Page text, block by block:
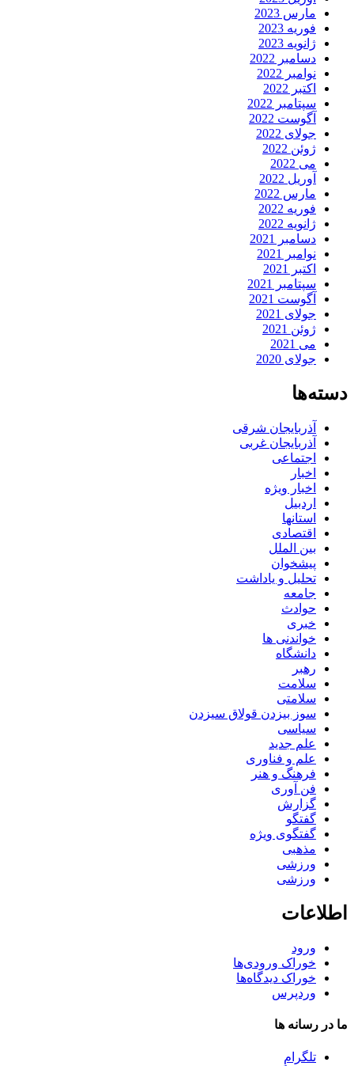
مارس 2023
فوریه 2023
ژانویه 2023
دسامبر 2022
نوامبر 2022
اکتبر 2022
سپتامبر 2022
آگوست 2022
جولای 2022
ژوئن 2022
می 2022
آوریل 2022
مارس 2022
فوریه 2022
ژانویه 2022
دسامبر 2021
نوامبر 2021
اکتبر 2021
سپتامبر 2021
آگوست 2021
جولای 2021
ژوئن 2021
می 2021
جولای 2020
دسته‌ها
آذربایجان شرقی
آذربایجان غربی
اجتماعی
اخبار
اخبار ویژه
اردبیل
استانها
اقتصادی
بین الملل
پیشخوان
تحلیل و یاداشت
جامعه
حوادث
خبری
خواندنی ها
دانشگاه
رهبر
سلامت
سلامتی
سوز بیزدن قولاق سیزدن
سیاسی
علم جدید
علم و فناوری
فرهنگ و هنر
فن آوری
گزارش
گفتگو
گفتگوی ویژه
مذهبی
ورزشی
ورزشی
اطلاعات
ورود
خوراک ورودی‌ها
خوراک دیدگاه‌ها
وردپرس
ما در رسانه ها
تلگرام